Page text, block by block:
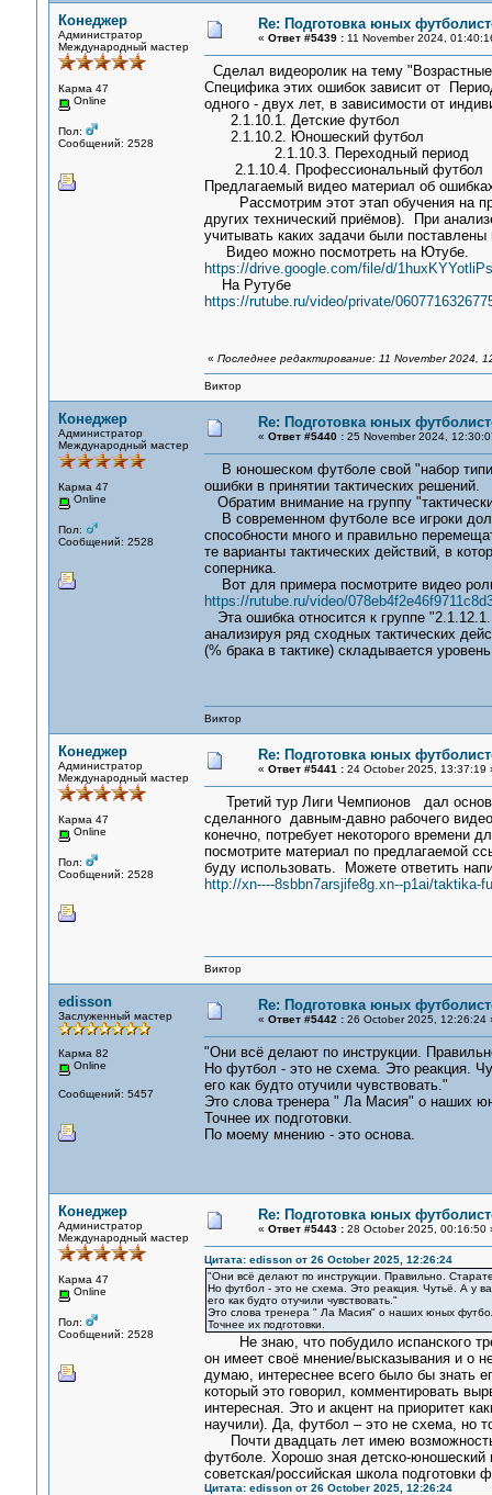
Конеджер
Администратор
Международный мастер
Карма 47
Online
Пол:
Сообщений: 2528
Re: Подготовка юных
« Ответ #5439 :11 November 2024,
Сделал видеоролик на тему
Специфика этих ошибок зависит от
одного - двух лет, в зависимости от
2.1.10.1. Детские футбол
2.1.10.2. Юношеский футбол
2.1.10.3. Переходный период
2.1.10.4. Профессиональный футбол
Предлагаемый видео материал об
Рассмотрим этот этап обучения на
других технический приёмов). При
учитывать каких задачи были поставлены
Видео можно посмотреть на Ютубе.
https://drive.google.com/file/d/
На Рутубе
https://rutube.ru/video/private/
« Последнее редактирование: 11 November 2024,
Виктор
Конеджер
Администратор
Международный мастер
Карма 47
Online
Пол:
Сообщений: 2528
Re: Подготовка юных
« Ответ #5440 :25 November 2024,
В юношеском футболе свой "набор
ошибки в принятии тактических решений.
Обратим внимание на группу
В современном футболе все игроки
способности много и правильно
те варианты тактических действий, в
соперника.
Вот для примера посмотрите видео
https://rutube.ru/video/
Эта ошибка относится к группе
анализируя ряд сходных тактических
(% брака в тактике) складывается
Виктор
Конеджер
Администратор
Международный мастер
Карма 47
Online
Пол:
Сообщений: 2528
Re: Подготовка юных
« Ответ #5441 :24 October 2025, 13:37:19
Третий тур Лиги Чемпионов дал
сделанного давным-давно рабочего
конечно, потребует некоторого времени
посмотрите материал по предлагаемой
буду использовать. Можете ответить
http://xn----8sbbn7arsjife8g.xn--p1ai/
Виктор
edisson
Заслуженный мастер
Карма 82
Online
Сообщений: 5457
Re: Подготовка юных
« Ответ #5442 :26 October 2025, 12:26:24
"Они всё делают по инструкции.
Но футбол - это не схема. Это реакция.
его как будто отучили чувствовать."
Это слова тренера " Ла Масия" о наших
Точнее их подготовки.
По моему мнению - это основа.
Конеджер
Администратор
Международный мастер
Карма 47
Online
Пол:
Сообщений: 2528
Re: Подготовка юных
« Ответ #5443 :28 October 2025, 00:16:50
Цитата: edisson от 26 October 2025, 12:26:24
"Они всё делают по инструкции. Правильно.
Но футбол - это не схема. Это реакция. Чутьё. А у
его как будто отучили чувствовать."
Это слова тренера " Ла Масия" о наших юных
Точнее их подготовки.
Не знаю, что побудило испанского
он имеет своё мнение/высказывания и о
думаю, интереснее всего было бы знать
который это говорил, комментировать
интересная. Это и акцент на приоритет
научили). Да, футбол – это не схема, но
Почти двадцать лет имею возможность
футболе. Хорошо зная детско-юношеский
советская/российская школа подготовки
Цитата: edisson от 26 October 2025, 12:26:24